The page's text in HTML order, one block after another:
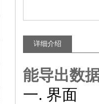
详细介绍
能导出数
一. 界面